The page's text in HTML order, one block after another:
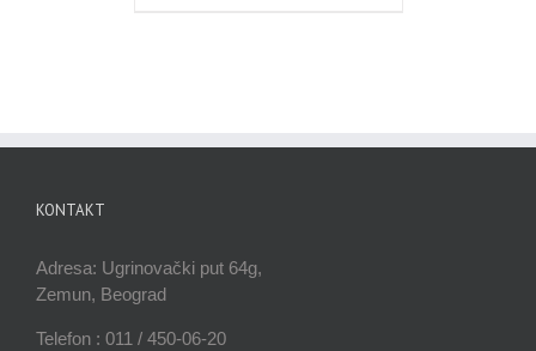
KONTAKT
Adresa: Ugrinovački put 64g,
Zemun, Beograd
Telefon : 011 / 450-06-20